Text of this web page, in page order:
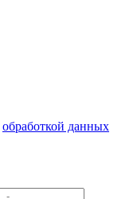
обработкой данных